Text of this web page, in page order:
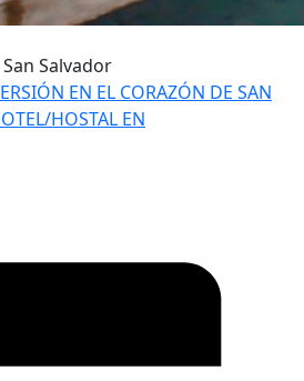
San Salvador
EN EL CORAZÓN DE SAN
HOSTAL EN